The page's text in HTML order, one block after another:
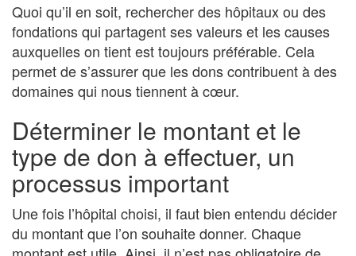
Quoi qu’il en soit, rechercher des hôpitaux ou des
fondations qui partagent ses valeurs et les causes
auxquelles on tient est toujours préférable. Cela
permet de s’assurer que les dons contribuent à des
domaines qui nous tiennent à cœur.
Déterminer le montant et le
type de don à effectuer, un
processus important
Une fois l’hôpital choisi, il faut bien entendu décider
du montant que l’on souhaite donner. Chaque